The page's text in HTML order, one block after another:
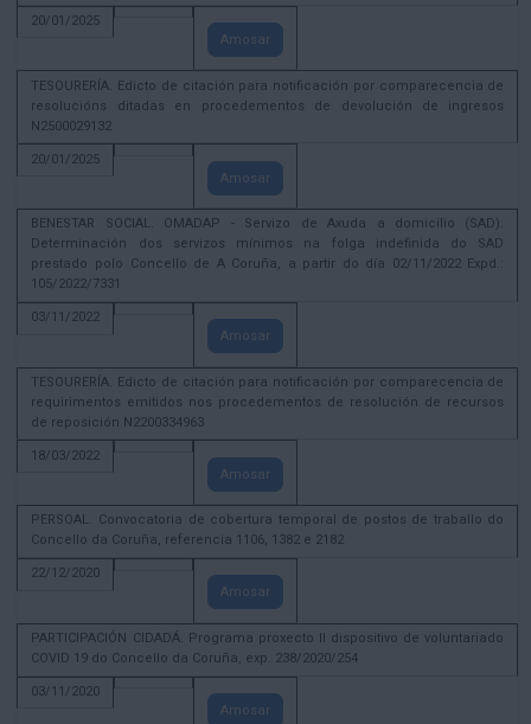
20/01/2025
Amosar
TESOURERÍA. Edicto de citación para notificación por comparecencia de
resolucións ditadas en procedementos de devolución de ingresos
N2500029132
20/01/2025
Amosar
BENESTAR SOCIAL. OMADAP - Servizo de Axuda a domicilio (SAD):
Determinación dos servizos mínimos na folga indefinida do SAD
prestado polo Concello de A Coruña, a partir do día 02/11/2022 Expd.:
105/2022/7331
03/11/2022
Amosar
TESOURERÍA. Edicto de citación para notificación por comparecencia de
requirimentos emitidos nos procedementos de resolución de recursos
de reposición N2200334963
18/03/2022
Amosar
PERSOAL. Convocatoria de cobertura temporal de postos de traballo do
Concello da Coruña, referencia 1106, 1382 e 2182
22/12/2020
Amosar
PARTICIPACIÓN CIDADÁ. Programa proxecto II dispositivo de voluntariado
COVID 19 do Concello da Coruña, exp. 238/2020/254
03/11/2020
Amosar